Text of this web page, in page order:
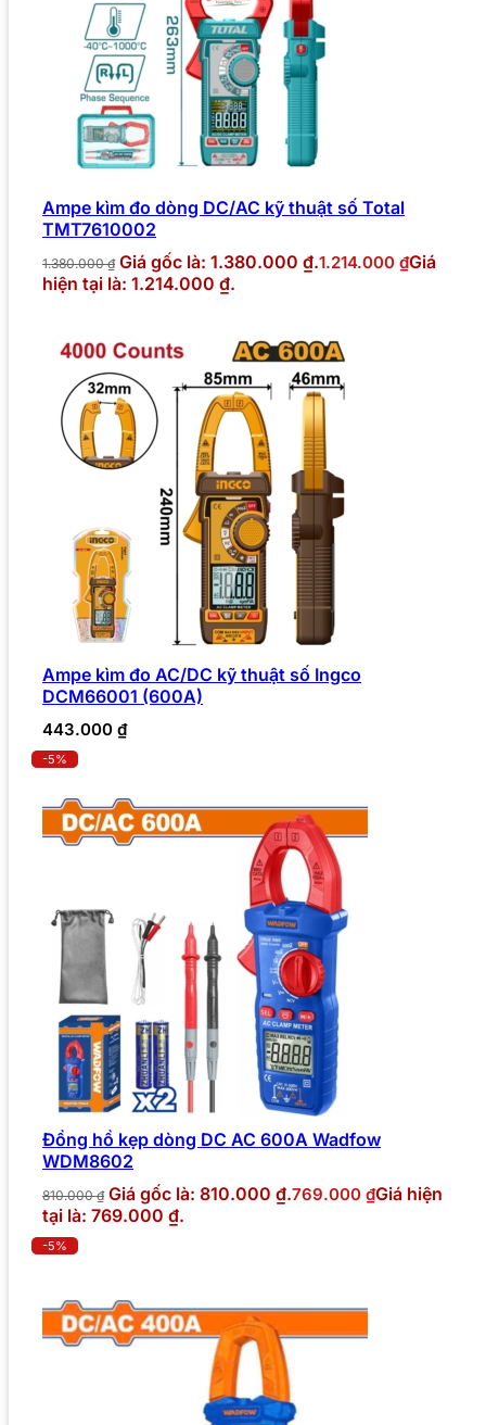
Ampe kìm đo dòng DC/AC kỹ thuật số Total
TMT7610002
1.380.000₫ Giá gốc là: 1.380.000 ₫.1.214.000 ₫Giá
hiện tại là: 1.214.000 ₫.
Ampe kìm đo AC/DC kỹ thuật số Ingco
DCM66001 (600A)
443.000 ₫
-5%
Đồng hồ kẹp dòng DC AC 600A Wadfow
WDM8602
810.000₫ Giá gốc là: 810.000 ₫.769.000 ₫Giá hiện
tại là: 769.000 ₫.
-5%